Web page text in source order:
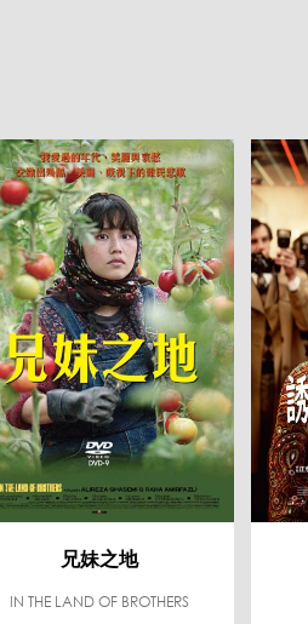
兄妹之地
IN THE LAND OF BROTHERS